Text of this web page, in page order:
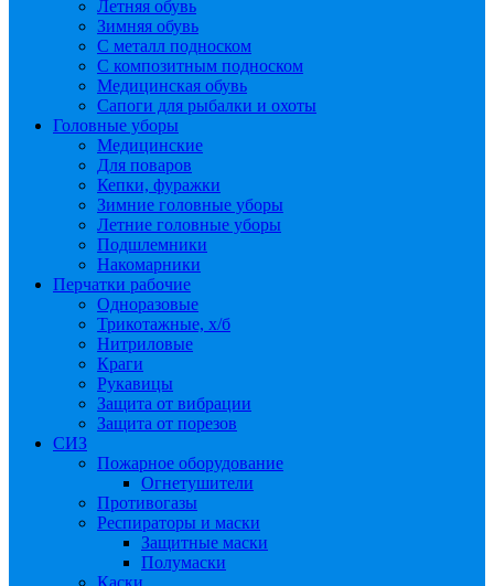
Летняя обувь
Зимняя обувь
С металл подноском
С композитным подноском
Медицинская обувь
Сапоги для рыбалки и охоты
Головные уборы
Медицинские
Для поваров
Кепки, фуражки
Зимние головные уборы
Летние головные уборы
Подшлемники
Накомарники
Перчатки рабочие
Одноразовые
Трикотажные, х/б
Нитриловые
Краги
Рукавицы
Защита от вибрации
Защита от порезов
СИЗ
Пожарное оборудование
Огнетушители
Противогазы
Респираторы и маски
Защитные маски
Полумаски
Каски